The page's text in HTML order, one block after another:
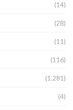
(14)
(28)
(11)
(116)
(1.281)
(4)